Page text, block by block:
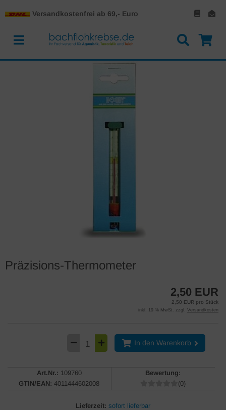
Versandkostenfrei ab 69,- Euro
Präzisions-Thermometer
2,50 EUR
2,50 EUR pro Stück
inkl. 19 % MwSt. zzgl. Versandkosten
In den Warenkorb
Art.Nr.: 109760
GTIN/EAN: 4011444602008
Bewertung:
(0)
Lieferzeit: sofort lieferbar